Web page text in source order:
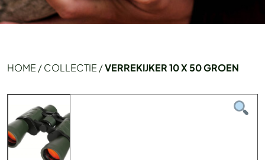
HOME /COLLECTIE /VERREKIJKER 10 X 50 GROEN